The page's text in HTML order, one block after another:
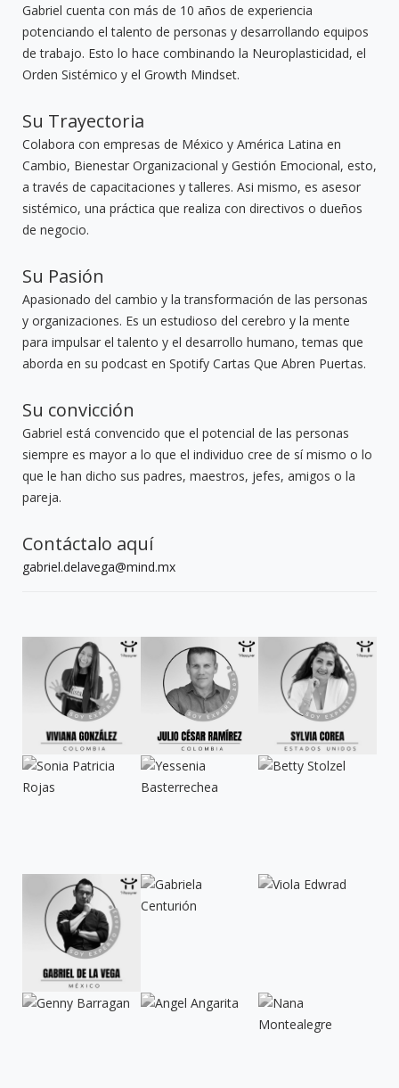
Gabriel cuenta con más de 10 años de experiencia
potenciando el talento de personas y desarrollando equipos
de trabajo. Esto lo hace combinando la Neuroplasticidad, el
Orden Sistémico y el Growth Mindset.
Su Trayectoria
Colabora con empresas de México y América Latina en
Cambio, Bienestar Organizacional y Gestión Emocional, esto,
a través de capacitaciones y talleres. Asi mismo, es asesor
sistémico, una práctica que realiza con directivos o dueños
de negocio.
Su Pasión
Apasionado del cambio y la transformación de las personas
y organizaciones. Es un estudioso del cerebro y la mente
para impulsar el talento y el desarrollo humano, temas que
aborda en su podcast en Spotify Cartas Que Abren Puertas.
Su convicción
Gabriel está convencido que el potencial de las personas
siempre es mayor a lo que el individuo cree de sí mismo o lo
que le han dicho sus padres, maestros, jefes, amigos o la
pareja.
Contáctalo aquí
gabriel.delavega@mind.mx